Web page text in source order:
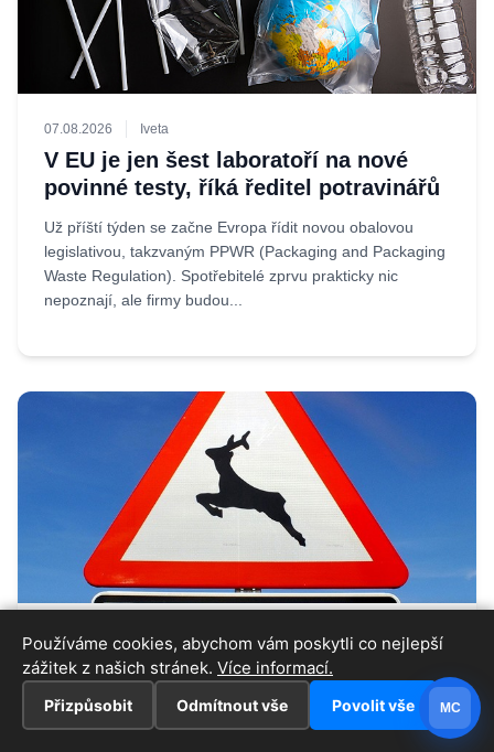
07.08.2026 Iveta
V EU je jen šest laboratoří na nové
povinné testy, říká ředitel potravinářů
Už příští týden se začne Evropa řídit novou obalovou
legislativou, takzvaným PPWR (Packaging and Packaging
Waste Regulation). Spotřebitelé zprvu prakticky nic
nepoznají, ale firmy budou...
07.08.2026 Iveta
Srážek aut se zvěří rychle přibývá. Co
dělat, i když policie nepřijede
Střetů se zvěří je na českých silnicích stále víc a opravy
Používáme cookies, abychom vám poskytli co nejlepší
zážitek z našich stránek. Více informací.
Přizpůsobit Odmítnout vše Povolit vše MC